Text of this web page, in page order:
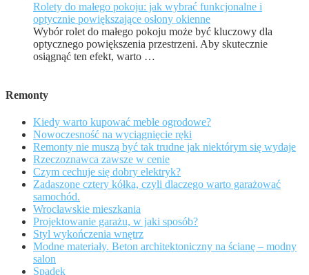
Rolety do małego pokoju: jak wybrać funkcjonalne i
optycznie powiększające osłony okienne
Wybór rolet do małego pokoju może być kluczowy dla
optycznego powiększenia przestrzeni. Aby skutecznie
osiągnąć ten efekt, warto …
Remonty
Kiedy warto kupować meble ogrodowe?
Nowoczesność na wyciągnięcie ręki
Remonty nie muszą być tak trudne jak niektórym się wydaje
Rzeczoznawca zawsze w cenie
Czym cechuje się dobry elektryk?
Zadaszone cztery kółka, czyli dlaczego warto garażować
samochód.
Wrocławskie mieszkania
Projektowanie garażu, w jaki sposób?
Styl wykończenia wnętrz
Modne materiały. Beton architektoniczny na ścianę – modny
salon
Spadek